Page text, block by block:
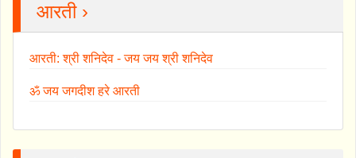
आरती ›
आरती: श्री शनिदेव - जय जय श्री शनिदेव
ॐ जय जगदीश हरे आरती